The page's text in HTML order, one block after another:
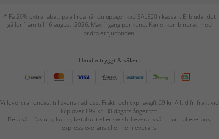
* Få 20% extra rabatt på all rea när du uppger kod SALE20 i kassan. Erbjudandet
gäller fram till 16 augusti 2026. Max 1 gång per kund. Kan ej kombineras med
andra erbjudanden.
Handla tryggt & säkert
Vi levererar endast till svensk adress. Frakt- och exp.-avgift 69 kr. Alltid fri frakt vid
köp över 899 kr. 30 dagars ångerrätt.
Betalsätt: faktura, konto, betalkort eller swish. Leveranssätt: normalleverans,
expressleverans eller hemleverans.